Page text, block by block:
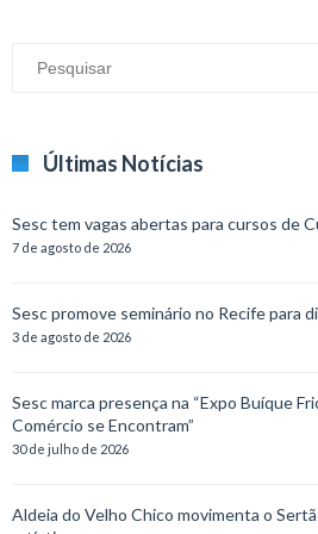
Últimas Notícias
Sesc tem vagas abertas para cursos de
7 de agosto de 2026
Sesc promove seminário no Recife para
3 de agosto de 2026
Sesc marca presença na “Expo Buíque
Comércio se Encontram”
30 de julho de 2026
Aldeia do Velho Chico movimenta o